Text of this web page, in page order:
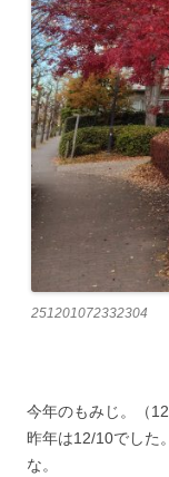
251201072332304
今年のもみじ。（
昨年は12/10でした
な。